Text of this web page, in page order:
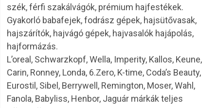
szék, férfi szakálvágók, prémium hajfestékek.
Gyakorló babafejek, fodrász gépek, hajsütővasak,
hajszárítók, hajvágó gépek, hajvasalók hajápolás,
hajformázás.
L’oreal, Schwarzkopf, Wella, Imperity, Kallos, Keune,
Carin, Ronney, Londa, 6.Zero, K-time, Coda’s Beauty,
Eurostil, Sibel, Berrywell, Remington, Moser, Wahl,
Fanola, Babyliss, Henbor, Jaguár márkák teljes